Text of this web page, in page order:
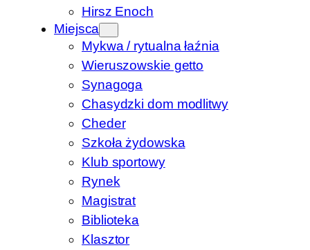
Hirsz Enoch
Miejsca
Mykwa / rytualna łaźnia
Wieruszowskie getto
Synagoga
Chasydzki dom modlitwy
Cheder
Szkoła żydowska
Klub sportowy
Rynek
Magistrat
Biblioteka
Klasztor